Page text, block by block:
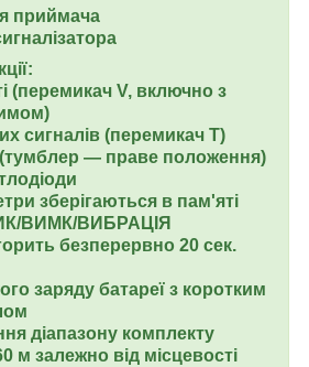
приймача
(перемикач V, включно з
сигналів (перемикач T)
(тумблер — праве положення)
зберігаються в пам'яті
ВИМК/ВИБРАЦІЯ
безперервно 20 сек.
заряду батареї з коротким
діапазону комплекту
м залежно від місцевості